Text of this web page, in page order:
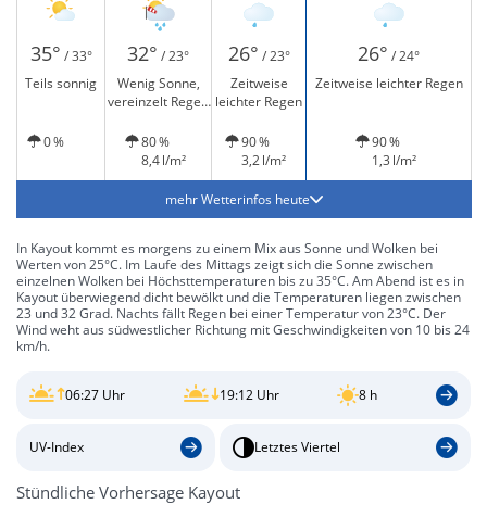
35° / 33° 32° / 23° 26° / 23° 26° / 24°
Teils sonnig
Wenig Sonne,
vereinzelt Regen
Zeitweise
leichter Regen
Zeitweise leichter Regen
0 %
80 %
8,4 l/m²
90 %
3,2 l/m²
90 %
1,3 l/m²
mehr Wetterinfos heute
In Kayout kommt es morgens zu einem Mix aus Sonne und Wolken bei
Werten von 25°C. Im Laufe des Mittags zeigt sich die Sonne zwischen
einzelnen Wolken bei Höchsttemperaturen bis zu 35°C. Am Abend ist es in
Kayout überwiegend dicht bewölkt und die Temperaturen liegen zwischen
23 und 32 Grad. Nachts fällt Regen bei einer Temperatur von 23°C. Der
Wind weht aus südwestlicher Richtung mit Geschwindigkeiten von 10 bis 24
km/h.
06:27 Uhr 19:12 Uhr 8 h
UV-Index Letztes Viertel
Stündliche Vorhersage Kayout